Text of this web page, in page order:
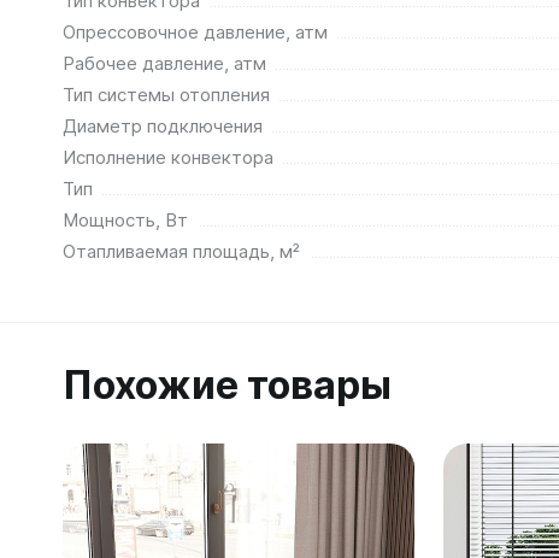
Опрессовочное давление, атм
Рабочее давление, атм
Тип системы отопления
Диаметр подключения
Исполнение конвектора
Тип
Мощность, Вт
Отапливаемая площадь, м²
Похожие товары